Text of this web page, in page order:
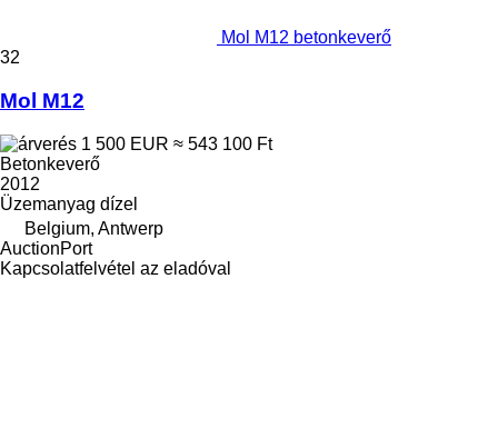
Mol M12 betonkeverő
32
Mol M12
1 500 EUR ≈ 543 100 Ft
Betonkeverő
2012
Üzemanyag dízel
Belgium, Antwerp
AuctionPort
Kapcsolatfelvétel az eladóval